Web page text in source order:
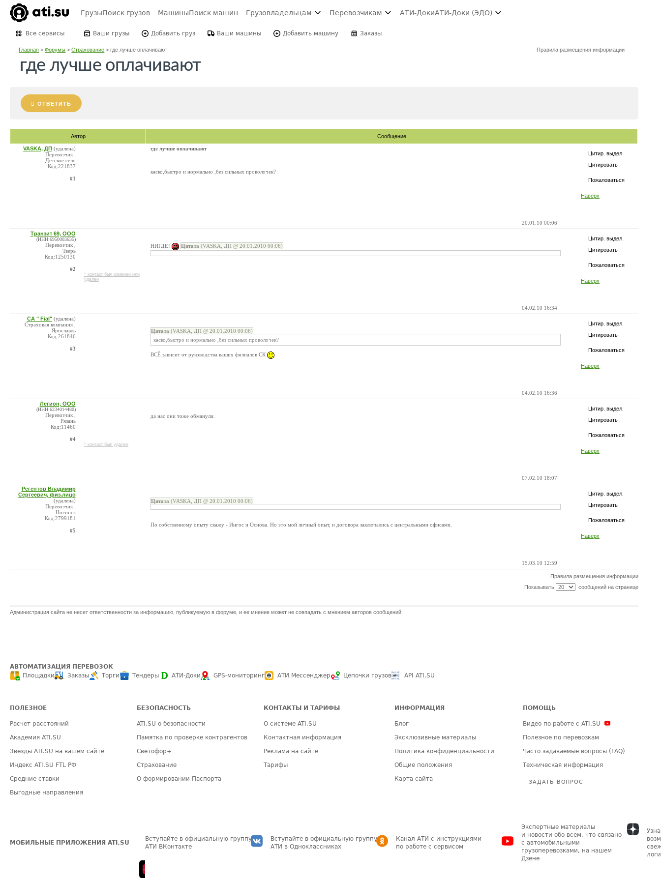
ГрузыПоиск грузов МашиныПоиск машин Грузовладельцам Перевозчикам АТИ-ДокиАТИ-Доки (ЭДО)
Все сервисы Ваши грузы Добавить груз Ваши машины Добавить машину Заказы
Главная >Форумы >Страхование >где лучше оплачивают Правила размещения информации
где лучше оплачивают
ОТВЕТИТЬ
Автор Сообщение
Цитир. выдел.
Цитировать
Пожаловаться
Наверх
VASKA, ДП (удалена)
Перевозчик ,
Детское село
Код:221837
#1
где лучше оплачивают
каско,быстро и нормально ,без сильных проволочек?
20.01.10 00:06
Цитир. выдел.
Цитировать
Пожаловаться
Наверх
Транзит 69, ООО
(ИНН:6950003635)
Перевозчик ,
Тверь
Код:1250130
#2
* контакт был изменен или
удален
НИГДЕ! Цитата (VASKA, ДП @ 20.01.2010 00:06)
04.02.10 16:34
Цитир. выдел.
Цитировать
Пожаловаться
Наверх
СА " Fial" (удалена)
Страховая компания ,
Ярославль
Код:261846
#3
Цитата (VASKA, ДП @ 20.01.2010 00:06)
каско,быстро и нормально ,без сильных проволочек?
ВСЁ зависит от руководства ваших филиалов СК
04.02.10 16:36
Цитир. выдел.
Цитировать
Пожаловаться
Наверх
Легион, ООО
(ИНН:6234014480)
Перевозчик ,
Рязань
Код:11460
#4
* контакт был удален
да нас они тоже обманули.
07.02.10 18:07
Цитир. выдел.
Цитировать
Пожаловаться
Наверх
Регентов Владимир
Сергеевич, физ.лицо
(удалена)
Перевозчик ,
Ногинск
Код:2799181
#5
Цитата (VASKA, ДП @ 20.01.2010 00:06)
По собственному опыту скажу - Ингос и Основа. Но это мой личный опыт, и договора заключались с центральными офисами.
15.03.10 12:59
Правила размещения информации
Показывать
сообщений на странице
Администрация сайта не несет ответственности за информацию, публикуемую в форуме, и ее мнение может не совпадать с мнением авторов сообщений.
АВТОМАТИЗАЦИЯ ПЕРЕВОЗОК
Площадки
Заказы Торги Тендеры АТИ-Доки GPS-мониторинг АТИ Мессенджер Цепочки грузов API ATI.SU
ПОЛЕЗНОЕ
Расчет расстояний
Академия ATI.SU
Звезды ATI.SU на вашем сайте
Индекс ATI.SU FTL РФ
Средние ставки
Выгодные направления
БЕЗОПАСНОСТЬ
ATI.SU о безопасности
Памятка по проверке контрагентов
Светофор+
Страхование
О формировании Паспорта
КОНТАКТЫ И ТАРИФЫ
О системе ATI.SU
Контактная информация
Реклама на сайте
Тарифы
ИНФОРМАЦИЯ
Блог
Эксклюзивные материалы
Политика конфиденциальности
Общие положения
Карта сайта
ПОМОЩЬ
Видео по работе с ATI.SU
Полезное по перевозкам
Часто задаваемые вопросы (FAQ)
Техническая информация
ЗАДАТЬ ВОПРОС
МОБИЛЬНЫЕ ПРИЛОЖЕНИЯ ATI.SU
Вступайте в официальную группу
АТИ ВКонтакте
Вступайте в официальную группу
АТИ в Одноклассниках
Канал АТИ с инструкциями
по работе с сервисом
Экспертные материалы
и новости обо всем, что связано
с автомобильными
грузоперевозками, на нашем
Дзене